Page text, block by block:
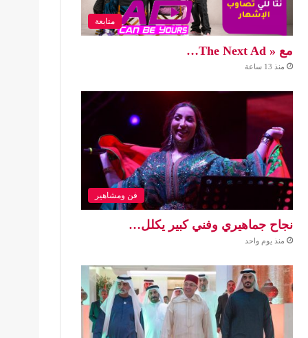
متابعة
مع « The Next Ad…
منذ 13 ساعة
فن ومشاهير
نجاح جماهيري وفني كبير يكلل…
منذ يوم واحد